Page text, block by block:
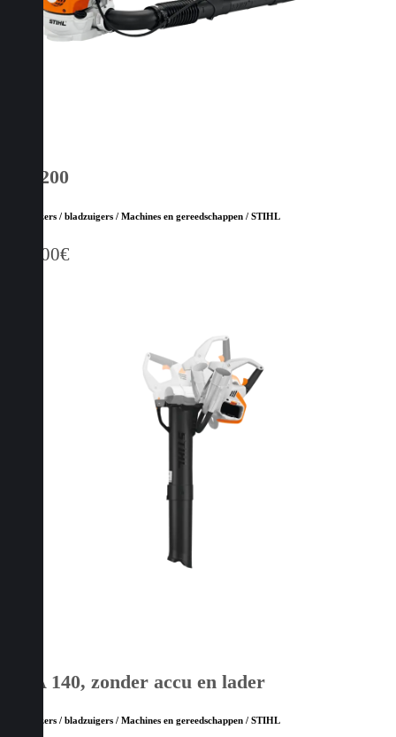
BR 200
Bladblazers / bladzuigers / Machines en gereedschappen / STIHL
609,00€
SHA 140, zonder accu en lader
Bladblazers / bladzuigers / Machines en gereedschappen / STIHL